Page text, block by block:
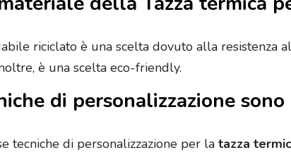
riciclato è una scelta dovuto alla
è una scelta eco-friendly.
di personalizzazione
tecniche di personalizzazione per la tazza